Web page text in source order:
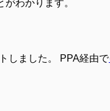
わかります。
しました。 PPA経由で